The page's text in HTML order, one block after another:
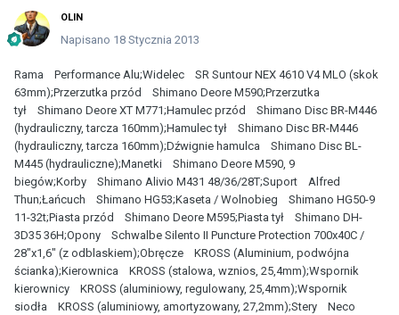
OLIN
Napisano 18 Stycznia 2013
Rama Performance Alu;Widelec SR Suntour NEX 4610 V4 MLO (skok
63mm);Przerzutka przód Shimano Deore M590;Przerzutka
tył Shimano Deore XT M771;Hamulec przód Shimano Disc BR-M446
(hydrauliczny, tarcza 160mm);Hamulec tył Shimano Disc BR-M446
(hydrauliczny, tarcza 160mm);Dźwignie hamulca Shimano Disc BL-
M445 (hydrauliczne);Manetki Shimano Deore M590, 9
biegów;Korby Shimano Alivio M431 48/36/28T;Suport Alfred
Thun;Łańcuch Shimano HG53;Kaseta / Wolnobieg Shimano HG50-9
11-32t;Piasta przód Shimano Deore M595;Piasta tył Shimano DH-
3D35 36H;Opony Schwalbe Silento II Puncture Protection 700x40C /
28"x1,6" (z odblaskiem);Obręcze KROSS (Aluminium, podwójna
ścianka);Kierownica KROSS (stalowa, wznios, 25,4mm);Wspornik
kierownicy KROSS (aluminiowy, regulowany, 25,4mm);Wspornik
siodła KROSS (aluminiowy, amortyzowany, 27,2mm);Stery Neco